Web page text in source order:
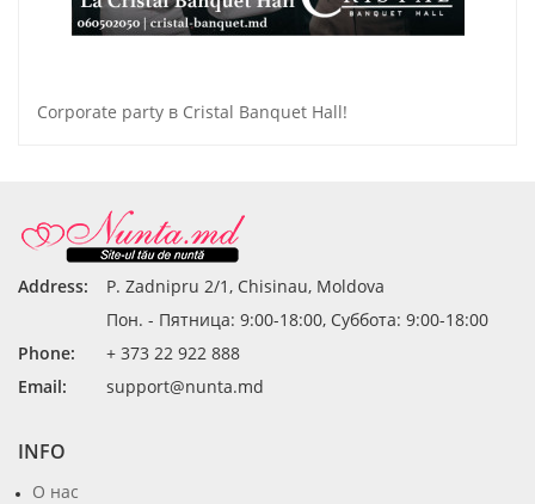
Corporate party в Cristal Banquet Hall!
Address:
P. Zadnipru 2/1, Chisinau, Moldova
Пон. - Пятница: 9:00-18:00, Суббота: 9:00-18:00
Phone:
+ 373 22 922 888
Email:
support@nunta.md
INFO
О нас